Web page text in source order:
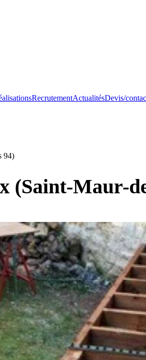
RecrutementActualitésDevis/
94)
(Saint-Maur-